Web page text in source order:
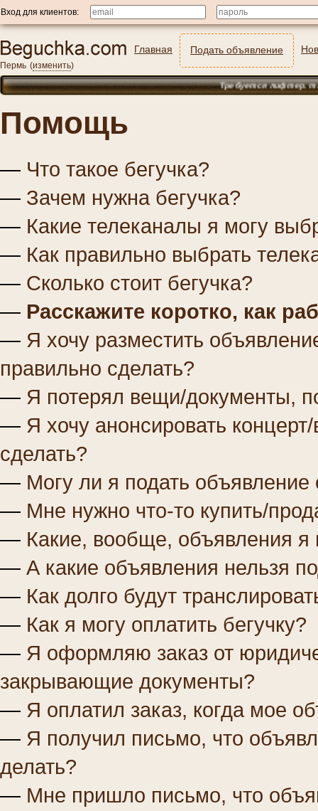
Вход для клиентов:
Пермь (изменить)
Главная Подать объявление
Требуется лифтер. т. 89835850404
Помощь
— Что такое бегучка?
— Зачем нужна бегучка?
— Какие телеканалы я могу
— Как правильно выбрать
— Сколько стоит бегучка?
— Расскажите коротко, как
— Я хочу разместить
правильно сделать?
— Я потерял вещи/документы,
— Я хочу анонсировать
сделать?
— Могу ли я подать объявление
— Мне нужно что-то купить/
— Какие, вообще, объявления я
— А какие объявления нельзя
— Как долго будут
— Как я могу оплатить бегучку?
— Я оформляю заказ от
закрывающие документы?
— Я оплатил заказ, когда мое
— Я получил письмо, что
делать?
— Мне пришло письмо, что